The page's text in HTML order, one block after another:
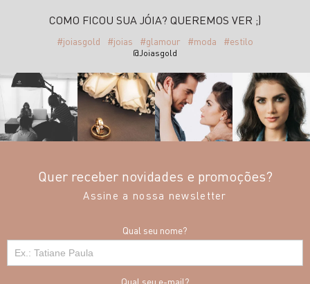
COMO FICOU SUA JÓIA? QUEREMOS VER ;)
#joiasgold #joias #glamour #moda #estilo
@Joiasgold
Quer receber novidades e promoções?
Assine a nossa newsletter
Qual seu nome?
Qual seu e-mail?